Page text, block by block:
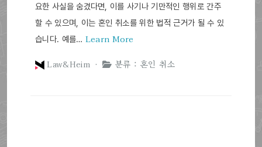
요한 사실을 숨겼다면, 이를 사기나 기만적인 행위로 간주
할 수 있으며, 이는 혼인 취소를 위한 법적 근거가 될 수 있
습니다. 예를… Learn More
Law&Heim ·
분류 : 혼인 취소